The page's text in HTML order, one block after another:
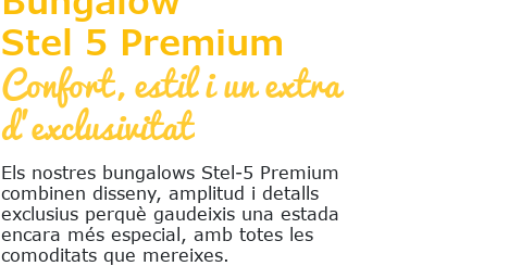
Stel 5 Premium
Confort, estil i un extra
d'exclusivitat
Els nostres bungalows Stel-5 Premium
combinen disseny, amplitud i detalls
exclusius perquè gaudeixis una estada
encara més especial, amb totes les
comoditats que mereixes.